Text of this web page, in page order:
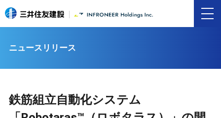
ニュースリリース
鉄筋組立自動化システム